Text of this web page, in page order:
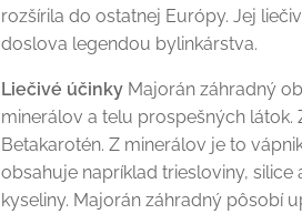
rozšírila do ostatnej Európy. Jej
doslova legendou bylinkárstva.
Liečivé účinky Majorán záhradný
minerálov a telu prospešných látok.
Betakarotén. Z minerálov je to
obsahuje napríklad triesloviny, silice
kyseliny. Majorán záhradný pôsobí